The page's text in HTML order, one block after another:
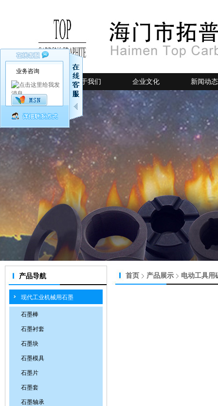
网站首页 关于我们 企业文化 新闻动态
产品导航
现代工业机械用石墨
石墨棒
石墨衬套
石墨块
石墨模具
石墨片
石墨套
石墨轴承
首页 产品展示 电动工具用
业务咨询